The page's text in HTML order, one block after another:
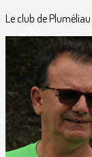
Le club de